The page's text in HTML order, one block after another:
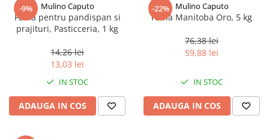
-9% Mulino Caputo
Faina pentru pandispan si
prajituri, Pasticceria, 1 kg
14,26 lei
13,03 lei
IN STOC
ADAUGA IN COS
-22% Mulino Caputo
Faina Manitoba Oro, 5 kg
76,38 lei
59,88 lei
IN STOC
ADAUGA IN COS